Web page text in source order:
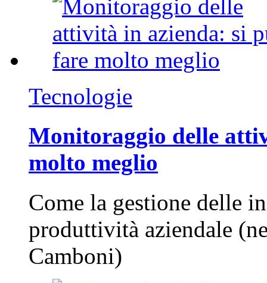
Tecnologie
Monitoraggio delle
molto meglio
Come la gestione delle
produttività aziendale
Camboni)